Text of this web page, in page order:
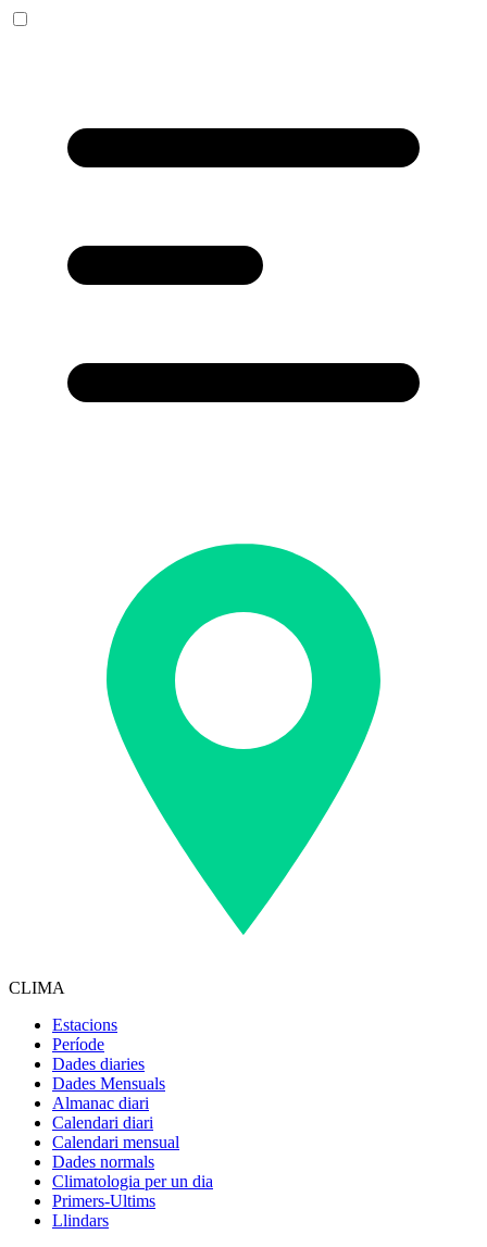
CLIMA
Estacions
Període
Dades diaries
Dades Mensuals
Almanac diari
Calendari diari
Calendari mensual
Dades normals
Climatologia per un dia
Primers-Ultims
Llindars